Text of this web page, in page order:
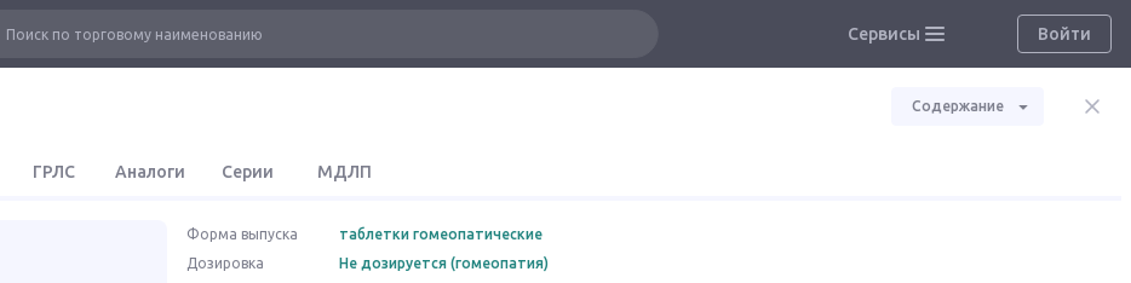
Сервисы Войти
Содержание
ГРЛС Аналоги Серии МДЛП
Форма выпуска
таблетки гомеопатические
Дозировка
Не дозируется (гомеопатия)